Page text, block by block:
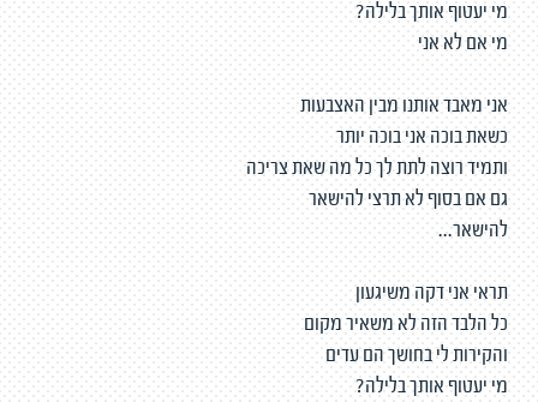
מי יעטוף אותך בלילה?
מי אם לא אני
אני מאבד אותנו מבין האצבעות
כשאת בוכה אני בוכה יותר
ותמיד רוצה לתת לך כל מה שאת צריכה
גם אם בסוף לא תרצי להישאר
להישאר...
תראי אני דקה משיגעון
כל הלבד הזה לא משאיר מקום
והקירות לי בחושך הם עדים
מי יעטוף אותך בלילה?